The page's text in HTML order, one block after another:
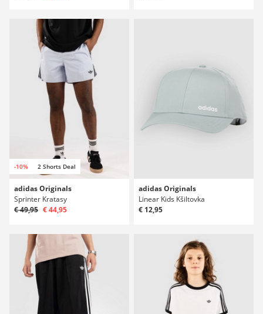
-10% 2 Shorts Deal
adidas Originals
Sprinter Kratasy
€ 49,95 € 44,95
adidas Originals
Linear Kids Kšiltovka
€ 12,95